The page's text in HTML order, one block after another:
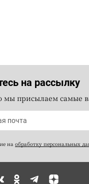
на рассылку
мы присылаем самые
на обработку персональных